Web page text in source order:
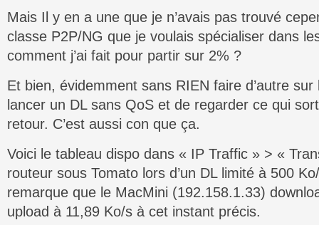
Mais Il y en a une que je n’avais pas trouvé
classe P2P/NG que je voulais spécialiser dans
comment j’ai fait pour partir sur 2% ?
Et bien, évidemment sans RIEN faire d’autre
lancer un DL sans QoS et de regarder ce qui
retour. C’est aussi con que ça.
Voici le tableau dispo dans « IP Traffic » > «
routeur sous Tomato lors d’un DL limité à 500
remarque que le MacMini (192.158.1.33)
upload à 11,89 Ko/s à cet instant précis.